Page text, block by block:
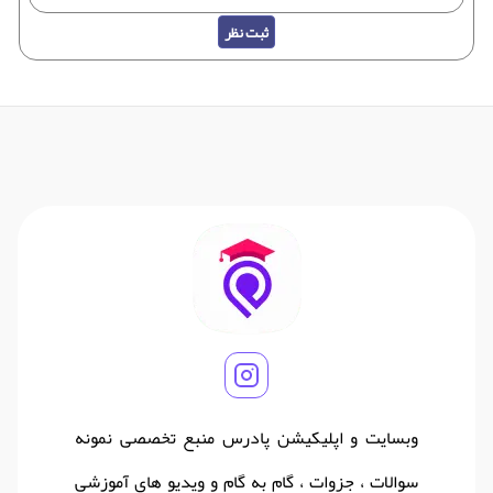
ثبت نظر
وبسایت و اپلیکیشن پادرس منبع تخصصی نمونه
سوالات ، جزوات ، گام به گام و ویدیو های آموزشی